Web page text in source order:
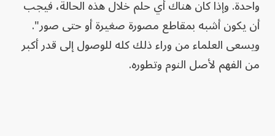
واحدة. وإذا كان هناك أي حلم خلال هذه الحالة، فيجب
أن يكون أشبه بمقاطع مصورة صغيرة أو حتى صور".
ويسعى العلماء من وراء ذلك كله للوصول إلى قدر أكبر
من الفهم لأصل النوم وتطوره.